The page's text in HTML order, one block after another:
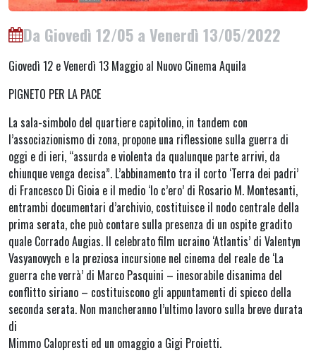
Da Giovedì 12/05 a Venerdì 13/05/2022
Giovedì 12 e Venerdì 13 Maggio al Nuovo Cinema Aquila
PIGNETO PER LA PACE
La sala-simbolo del quartiere capitolino, in tandem con
l’associazionismo di zona, propone una riflessione sulla guerra di
oggi e di ieri, “assurda e violenta da qualunque parte arrivi, da
chiunque venga decisa”. L’abbinamento tra il corto ‘Terra dei padri’
di Francesco Di Gioia e il medio ‘Io c’ero’ di Rosario M. Montesanti,
entrambi documentari d’archivio, costituisce il nodo centrale della
prima serata, che può contare sulla presenza di un ospite gradito
quale Corrado Augias. Il celebrato film ucraino ‘Atlantis’ di Valentyn
Vasyanovych e la preziosa incursione nel cinema del reale de ‘La
guerra che verrà’ di Marco Pasquini – inesorabile disanima del
conflitto siriano – costituiscono gli appuntamenti di spicco della
seconda serata. Non mancheranno l’ultimo lavoro sulla breve durata
di
Mimmo Calopresti ed un omaggio a Gigi Proietti.